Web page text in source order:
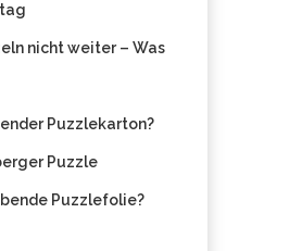
nicht weiter – Was
Puzzlekarton?
Puzzle
Puzzlefolie?